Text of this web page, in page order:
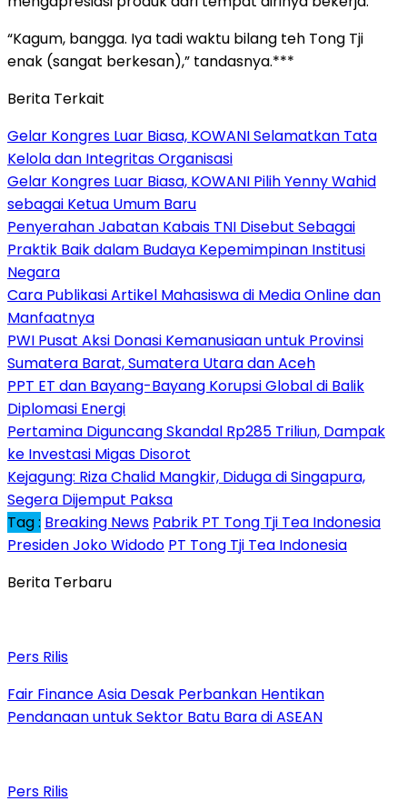
“Kagum, bangga. Iya tadi waktu bilang teh Tong Tji
enak (sangat berkesan),” tandasnya.***
Berita Terkait
Gelar Kongres Luar Biasa, KOWANI Selamatkan Tata
Kelola dan Integritas Organisasi
Gelar Kongres Luar Biasa, KOWANI Pilih Yenny Wahid
sebagai Ketua Umum Baru
Penyerahan Jabatan Kabais TNI Disebut Sebagai
Praktik Baik dalam Budaya Kepemimpinan Institusi
Negara
Cara Publikasi Artikel Mahasiswa di Media Online dan
Manfaatnya
PWI Pusat Aksi Donasi Kemanusiaan untuk Provinsi
Sumatera Barat, Sumatera Utara dan Aceh
PPT ET dan Bayang-Bayang Korupsi Global di Balik
Diplomasi Energi
Pertamina Diguncang Skandal Rp285 Triliun, Dampak
ke Investasi Migas Disorot
Kejagung: Riza Chalid Mangkir, Diduga di Singapura,
Segera Dijemput Paksa
Tag : Breaking News Pabrik PT Tong Tji Tea Indonesia
Presiden Joko Widodo PT Tong Tji Tea Indonesia
Berita Terbaru
Pers Rilis
Fair Finance Asia Desak Perbankan Hentikan
Pendanaan untuk Sektor Batu Bara di ASEAN
Pers Rilis